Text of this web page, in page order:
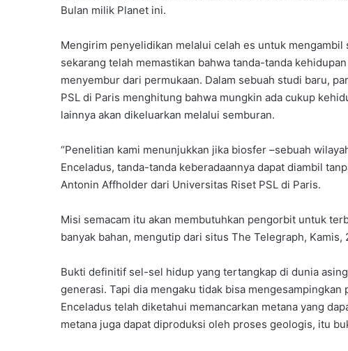
Bulan milik Planet ini.
Mengirim penyelidikan melalui celah es untuk
sekarang telah memastikan bahwa tanda-tanda
menyembur dari permukaan. Dalam sebuah studi baru,
PSL di Paris menghitung bahwa mungkin ada cukup
lainnya akan dikeluarkan melalui semburan.
“Penelitian kami menunjukkan jika biosfer –sebuah
Enceladus, tanda-tanda keberadaannya dapat diambil
Antonin Affholder dari Universitas Riset PSL di Paris.
Misi semacam itu akan membutuhkan pengorbit untuk
banyak bahan, mengutip dari situs The Telegraph, Kamis,
Bukti definitif sel-sel hidup yang tertangkap di dunia
generasi. Tapi dia mengaku tidak bisa
Enceladus telah diketahui memancarkan metana yang
metana juga dapat diproduksi oleh proses geologis, itu